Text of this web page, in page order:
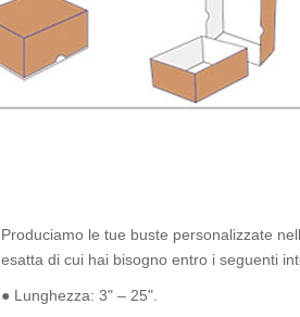
Produciamo le tue buste personalizzate
esatta di cui hai bisogno entro i seguenti
● Lunghezza: 3" – 25".